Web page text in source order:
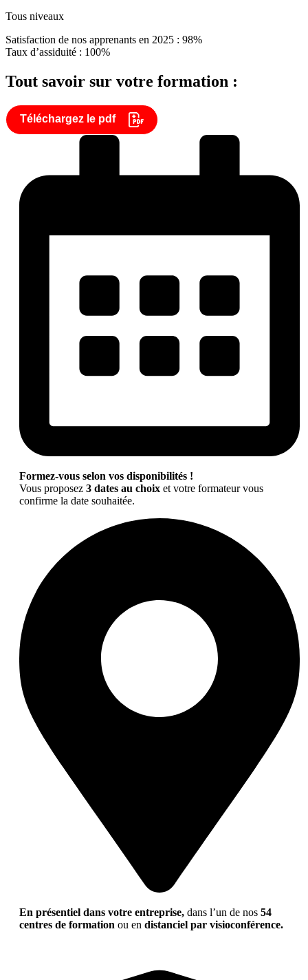
Tous niveaux
Satisfaction de nos apprenants en 2025 : 98%
Taux d’assiduité : 100%
Tout savoir sur votre formation :
Téléchargez le pdf
Formez-vous selon vos disponibilités !
Vous proposez 3 dates au choix et votre formateur vous
confirme la date souhaitée.
En présentiel dans votre entreprise, dans l’un de nos 54
centres de formation ou en distanciel par visioconférence.